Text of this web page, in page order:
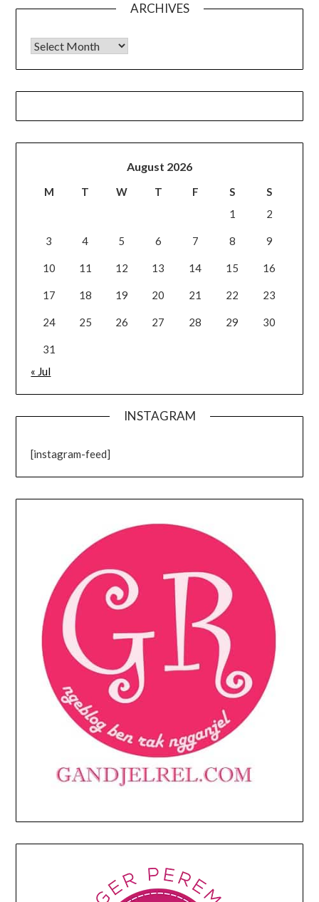
ARCHIVES
Archives
August 2026
M T W T F S
S
1
2
3 4 5 6 7 8 9
10 11 12 13 14 15 16
17 18 19 20 21 22 23
24 25 26 27 28 29 30
31
« Jul
INSTAGRAM
[instagram-feed]